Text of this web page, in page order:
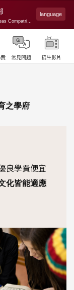
Compatriot
language
常見問題 招生影片
之學府
良學費便宜
化皆能適應